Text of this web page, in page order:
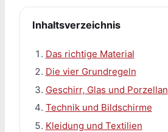
Inhaltsverzeichnis
Das richtige Material
Die vier Grundregeln
Geschirr, Glas und Porzellan
Technik und Bildschirme
Kleidung und Textilien